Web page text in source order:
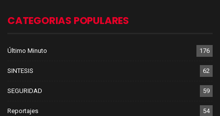
CATEGORIAS POPULARES
Último Minuto 176
SINTESIS 62
SEGURIDAD 59
Reportajes 54